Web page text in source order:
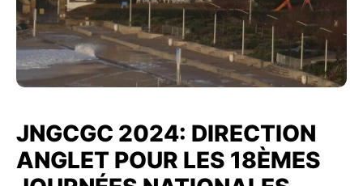
JNGCGC 2024: DIRECTION
ANGLET POUR LES 18ÈMES